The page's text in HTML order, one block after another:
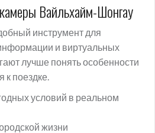
Вайльхайм-Шонгау
инструмент для
и виртуальных
лучше понять особенности
к поездке.
условий в реальном
жизни